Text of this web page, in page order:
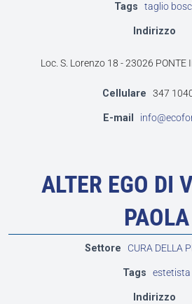
Tags taglio
Indirizzo
Loc. S. Lorenzo 18 - 23026 PONTE
Cellulare 347
E-mail
ALTER EGO DI
PAOLA
Settore CURA DELLA
Tags estetista
Indirizzo